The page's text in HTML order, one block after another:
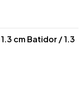
cm Batidor / 1.3